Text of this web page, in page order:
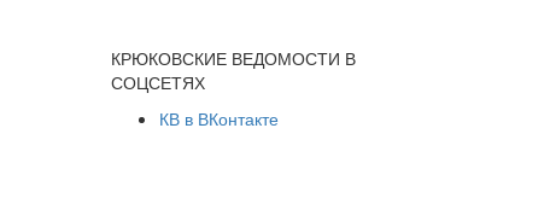
КРЮКОВСКИЕ ВЕДОМОСТИ В
СОЦСЕТЯХ
КВ в ВКонтакте